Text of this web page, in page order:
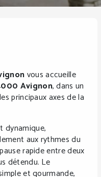
vous accueille
Avignon, dans un
principaux axes de la
dynamique,
aux rythmes du
rapide entre deux
détendu. Le
et gourmande,